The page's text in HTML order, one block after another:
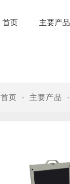
首页 主要产品
首页 主要产品